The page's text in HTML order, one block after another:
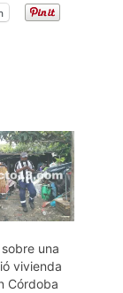
una
vivienda
Córdoba